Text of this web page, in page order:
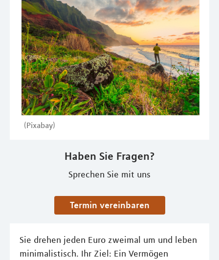
(Pixabay)
Haben Sie Fragen?
Sprechen Sie mit uns
Termin vereinbaren
Sie drehen jeden Euro zweimal um und leben
minimalistisch. Ihr Ziel: Ein Vermögen